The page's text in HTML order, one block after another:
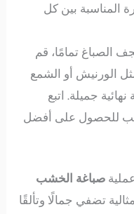
المناسبة بين كل
الصباغ تمامًا، قم
الورنيش أو الشمع
جميلة. اتبع
للحصول على أفضل
صباغة الخشب
تضفي جمالًا وتألقًا